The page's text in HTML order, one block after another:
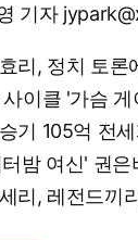
기자
효리, 정치 토
사이클 '가슴
승기 105억 전
터밤 여신' 권
세리, 레전드